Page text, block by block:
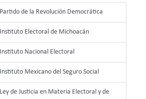
Partido de la Revolución Democrática
Instituto Electoral de Michoacán
Instituto Nacional Electoral
Instituto Mexicano del Seguro Social
Ley de Justicia en Materia Electoral y de